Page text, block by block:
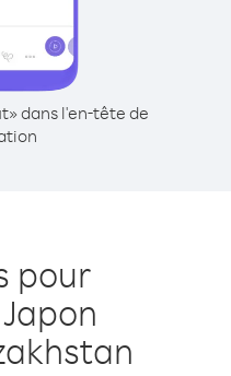
dans l'en-tête de
pour